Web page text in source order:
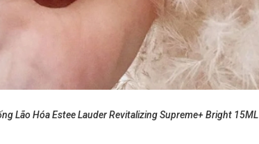
Lão Hóa Estee Lauder Revitalizing Supreme+ Bright 15ML